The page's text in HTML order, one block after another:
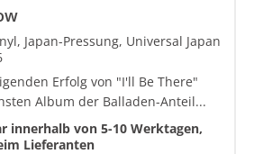
Japan-Pressung, Universal Japan
Erfolg von "I'll Be There"
Album der Balladen-Anteil...
innerhalb von 5-10 Werktagen,
Lieferanten